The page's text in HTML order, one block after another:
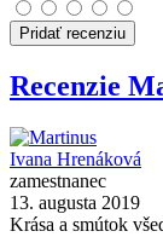
Pridať recenziu
Recenzie
Ivana Hrenáková
zamestnanec
13. augusta 2019
Krása a smútok